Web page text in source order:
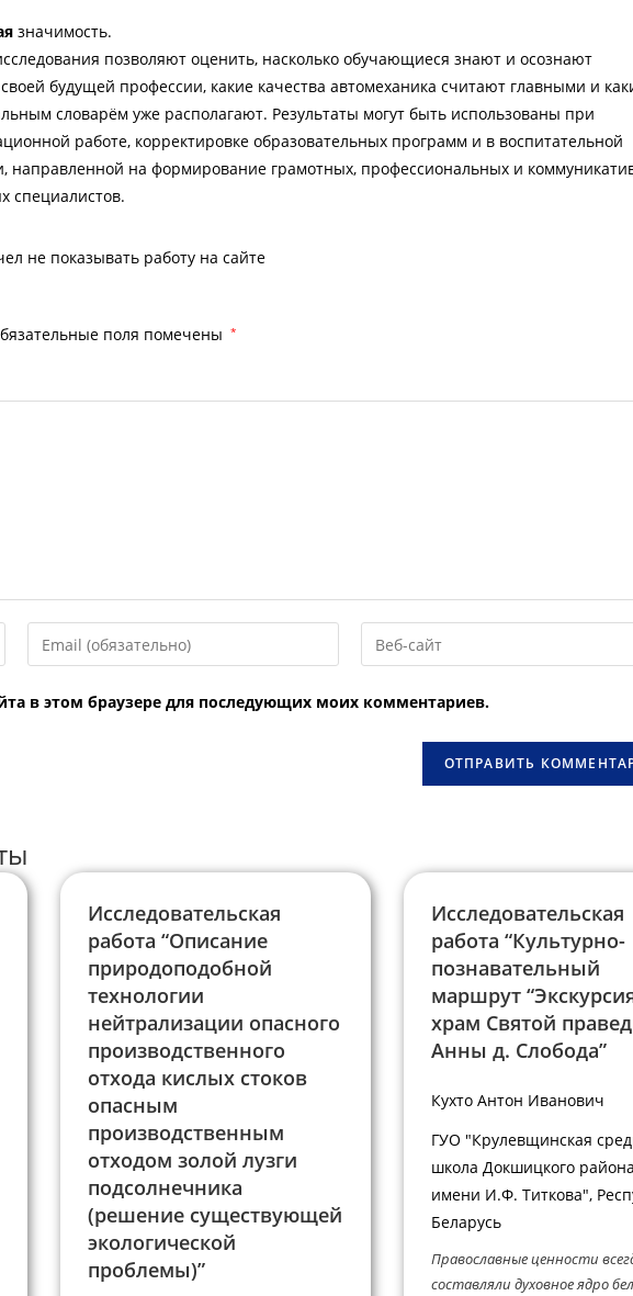
значимость.
позволяют оценить, насколько обучающиеся знают и осознают
будущей профессии, какие качества автомеханика считают главными и
словарём уже располагают. Результаты могут быть использованы при
работе, корректировке образовательных программ и в воспитательной
направленной на формирование грамотных, профессиональных и
специалистов.
не показывать работу на сайте
поля помечены *
Введите
свой
Введите
URL
(необязательно)
в этом браузере для последующих моих комментариев.
Исследовательская
работа “Описание
природоподобной
технологии
нейтрализации опасного
производственного
отхода кислых стоков
опасным
производственным
отходом золой лузги
подсолнечника
(решение существующей
экологической
проблемы)”
Исследовательская
работа “Культурно-
познавательный
маршрут
храм Святой
Анны д. Слобода”
Кухто Антон Иванович
ГУО "Крулевщинская
школа Докшицкого района
имени И.Ф. Титкова",
Беларусь
Православные ценности
составляли духовное ядро